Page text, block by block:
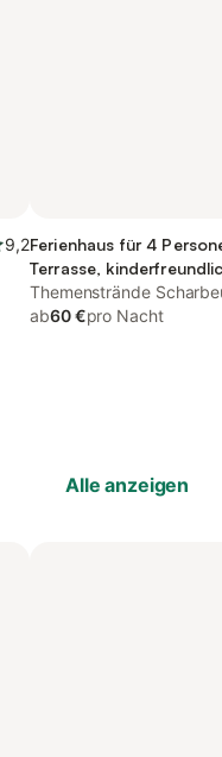
9,2Ferienhaus für 4
Terrasse,
Themenstrände
Ostseeküste
ab60 €pro Nacht
Alle anzeigen